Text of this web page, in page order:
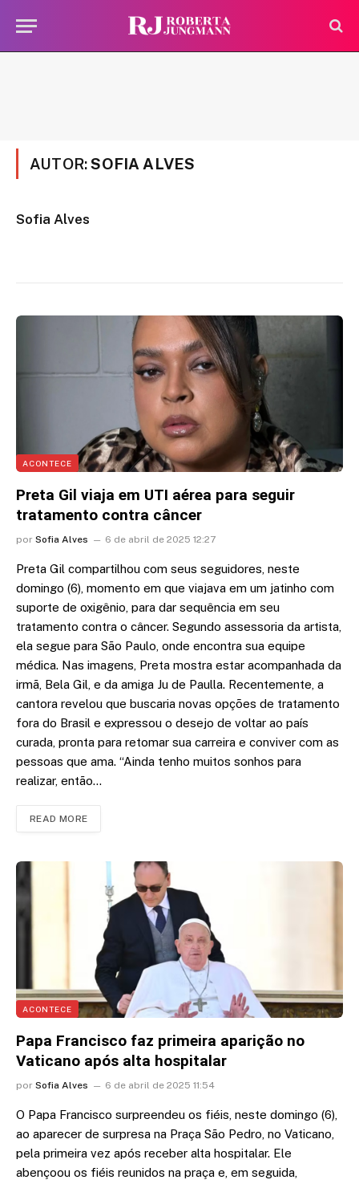
AUTOR:SOFIA ALVES
Sofia Alves
ACONTECE
Preta Gil viaja em UTI aérea para seguir
tratamento contra câncer
por Sofia Alves 6 de abril de 2025 12:27
Preta Gil compartilhou com seus seguidores, neste
domingo (6), momento em que viajava em um jatinho com
suporte de oxigênio, para dar sequência em seu
tratamento contra o câncer. Segundo assessoria da artista,
ela segue para São Paulo, onde encontra sua equipe
médica. Nas imagens, Preta mostra estar acompanhada da
irmã, Bela Gil, e da amiga Ju de Paulla. Recentemente, a
cantora revelou que buscaria novas opções de tratamento
fora do Brasil e expressou o desejo de voltar ao país
curada, pronta para retomar sua carreira e conviver com as
pessoas que ama. “Ainda tenho muitos sonhos para
realizar, então…
READ MORE
ACONTECE
Papa Francisco faz primeira aparição no
Vaticano após alta hospitalar
por Sofia Alves 6 de abril de 2025 11:54
O Papa Francisco surpreendeu os fiéis, neste domingo (6),
ao aparecer de surpresa na Praça São Pedro, no Vaticano,
pela primeira vez após receber alta hospitalar. Ele
abençoou os fiéis reunidos na praça e, em seguida,